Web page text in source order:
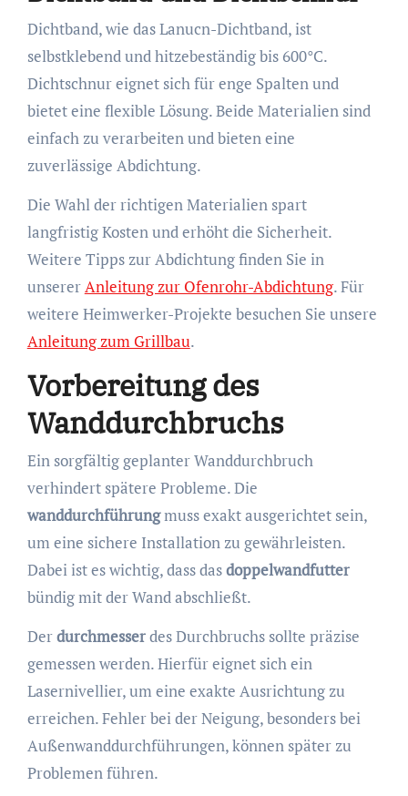
Dichtband, wie das Lanucn-Dichtband, ist
selbstklebend und hitzebeständig bis 600°C.
Dichtschnur eignet sich für enge Spalten und
bietet eine flexible Lösung. Beide Materialien sind
einfach zu verarbeiten und bieten eine
zuverlässige Abdichtung.
Die Wahl der richtigen Materialien spart
langfristig Kosten und erhöht die Sicherheit.
Weitere Tipps zur Abdichtung finden Sie in
unsererAnleitung zur Ofenrohr-Abdichtung. Für
weitere Heimwerker-Projekte besuchen Sie unsere
Anleitung zum Grillbau.
Vorbereitung des
Wanddurchbruchs
Ein sorgfältig geplanter Wanddurchbruch
verhindert spätere Probleme. Die
wanddurchführungmuss exakt ausgerichtet sein,
um eine sichere Installation zu gewährleisten.
Dabei ist es wichtig, dass dasdoppelwandfutter
bündig mit der Wand abschließt.
Derdurchmesserdes Durchbruchs sollte präzise
gemessen werden. Hierfür eignet sich ein
Lasernivellier, um eine exakte Ausrichtung zu
erreichen. Fehler bei der Neigung, besonders bei
Außenwanddurchführungen, können später zu
Problemen führen.